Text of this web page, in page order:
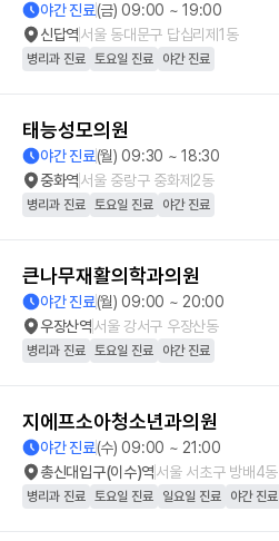
야간 진료(금) 09:00 ~ 19:00
신답역서울 동대문구 답십리제1동
병리과 진료 토요일 진료 야간 진료
태능성모의원
야간 진료(월) 09:30 ~ 18:30
중화역서울 중랑구 중화제2동
병리과 진료 토요일 진료 야간 진료
큰나무재활의학과의원
야간 진료(월) 09:00 ~ 20:00
우장산역서울 강서구 우장산동
병리과 진료 토요일 진료 야간 진료
지에프소아청소년과의원
야간 진료(수) 09:00 ~ 21:00
총신대입구(이수)역서울 서초구 방배4동
병리과 진료 토요일 진료 일요일 진료 야간 진료